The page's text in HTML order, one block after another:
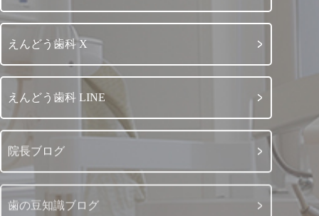
えんどう歯科 X
えんどう歯科 LINE
院長ブログ
歯の豆知識ブログ